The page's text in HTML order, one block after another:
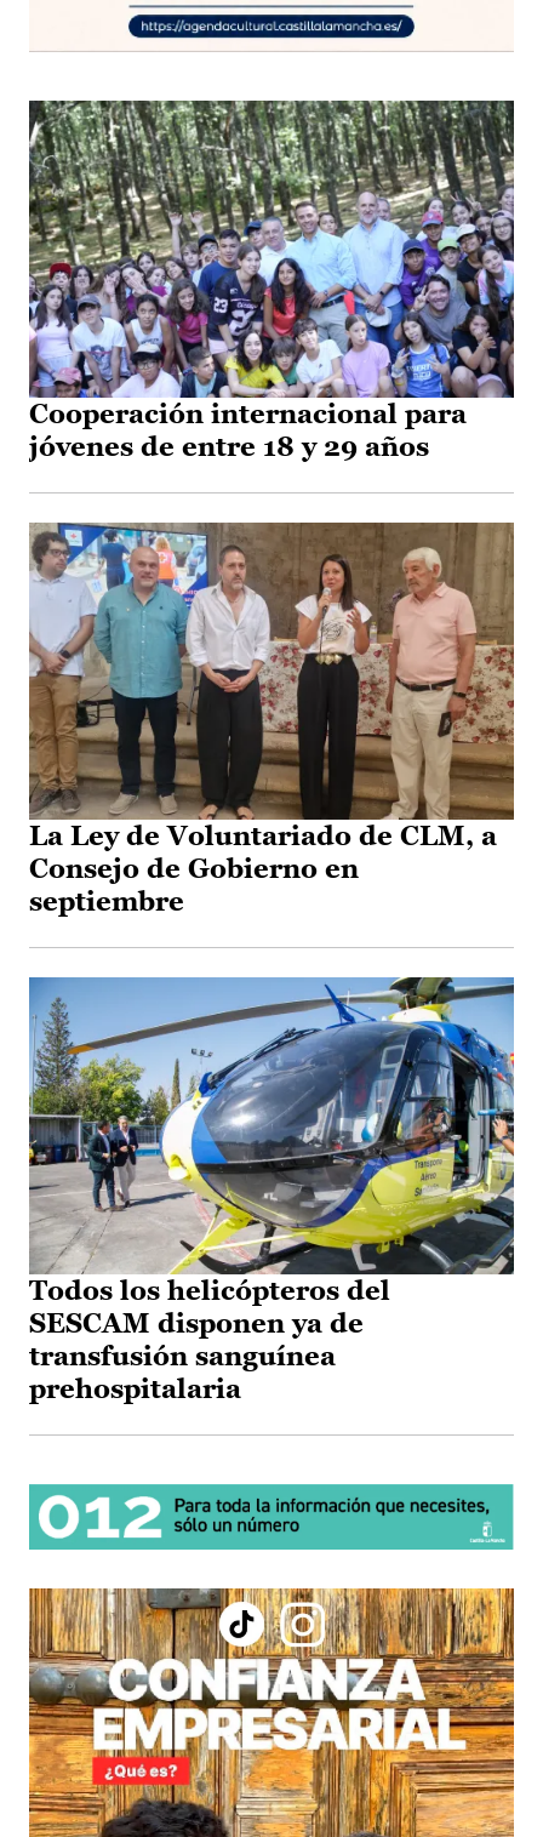
Cooperación internacional para
jóvenes de entre 18 y 29 años
La Ley de Voluntariado de CLM, a
Consejo de Gobierno en
septiembre
Todos los helicópteros del
SESCAM disponen ya de
transfusión sanguínea
prehospitalaria